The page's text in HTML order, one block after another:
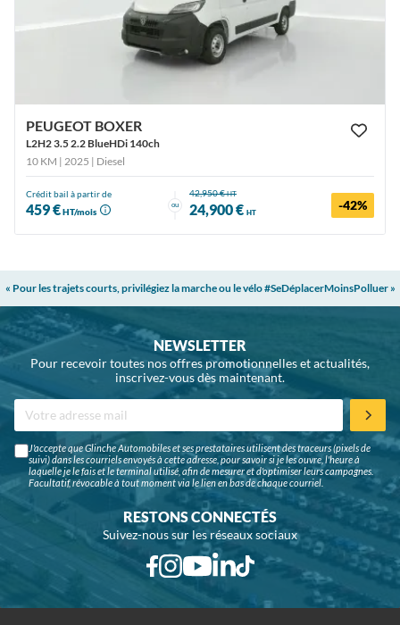
PEUGEOT BOXER
L2H2 3.5 2.2 BlueHDi 140ch
10 KM | 2025 | Diesel
Crédit bail à partir de
459 €HT/mois
ou
42,950 €HT
24,900 € HT -42%
« Pour les trajets courts, privilégiez la marche ou le vélo #SeDéplacerMoinsPolluer »
NEWSLETTER
Pour recevoir toutes nos offres promotionnelles et actualités,
inscrivez-vous dès maintenant.
J'accepte que Glinche Automobiles et ses prestataires utilisent des traceurs (pixels de
suivi) dans les courriels envoyés à cette adresse, pour savoir si je les ouvre, l'heure à
laquelle je le fais et le terminal utilisé, afin de mesurer et d'optimiser leurs campagnes.
Facultatif, révocable à tout moment via le lien en bas de chaque courriel.
RESTONS CONNECTÉS
Suivez-nous sur les réseaux sociaux